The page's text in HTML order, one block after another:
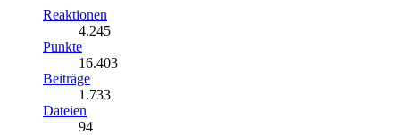
Reaktionen
4.245
Punkte
16.403
Beiträge
1.733
Dateien
94